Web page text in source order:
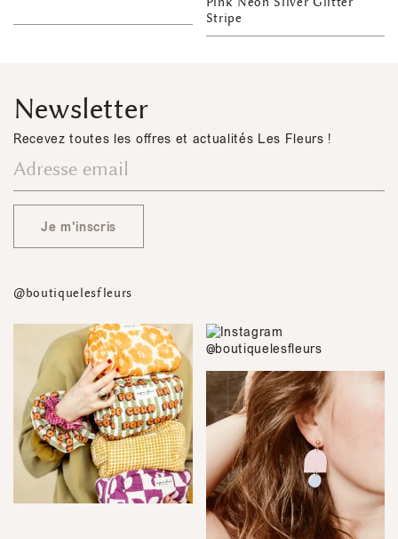
Stripe
Newsletter
Recevez toutes les offres et actualités Les Fleurs !
Je m'inscris
@boutiquelesfleurs